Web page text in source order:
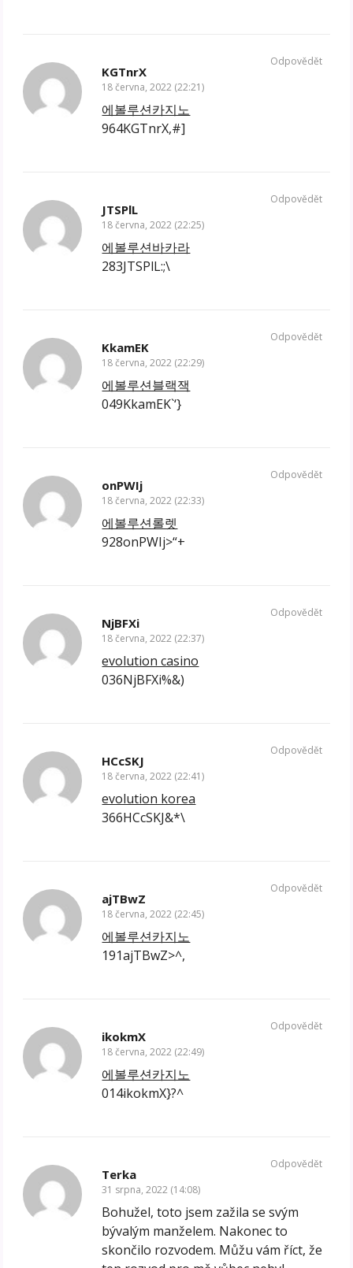
KGTnrX
18 června, 2022 (22:21)
에볼루션카지노
964KGTnrX,#]
Odpovědět
JTSPlL
18 června, 2022 (22:25)
에볼루션바카라
283JTSPlL:;\
Odpovědět
KkamEK
18 června, 2022 (22:29)
에볼루션블랙잭
049KkamEK`‘}
Odpovědět
onPWIj
18 června, 2022 (22:33)
에볼루션롤렛
928onPWIj>“+
Odpovědět
NjBFXi
18 června, 2022 (22:37)
evolution casino
036NjBFXi%&)
Odpovědět
HCcSKJ
18 června, 2022 (22:41)
evolution korea
366HCcSKJ&*\
Odpovědět
ajTBwZ
18 června, 2022 (22:45)
에볼루션카지노
191ajTBwZ>^,
Odpovědět
ikokmX
18 června, 2022 (22:49)
에볼루션카지노
014ikokmX}?^
Odpovědět
Terka
31 srpna, 2022 (14:08)
Bohužel, toto jsem zažila se svým
bývalým manželem. Nakonec to
skončilo rozvodem. Můžu vám říct, že
Odpovědět